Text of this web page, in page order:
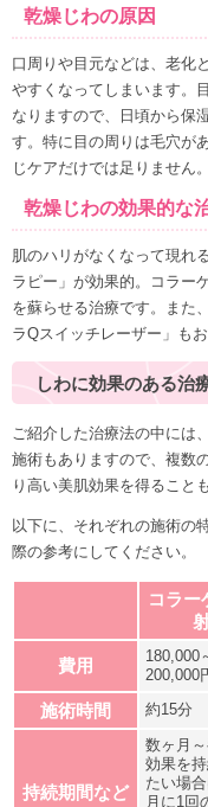
乾燥じわの原因
口周りや目元などは、老化
やすくなってしまいます。
なりますので、日頃から保
す。特に目の周りは毛穴が
じケアだけでは足りません。
乾燥じわの効果的な
肌のハリがなくなって現れ
ラピー」が効果的。コラー
を蘇らせる治療です。また
ラQスイッチレーザー」もお
しわに効果のある治
ご紹介した治療法の中には
施術もありますので、複数
り高い美肌効果を得ること
以下に、それぞれの施術の
際の参考にしてください。
コラー
費用
180,000
200,000
施術時間 約15分
持続期間など
数ヶ月～
効果を
たい場
月に1回